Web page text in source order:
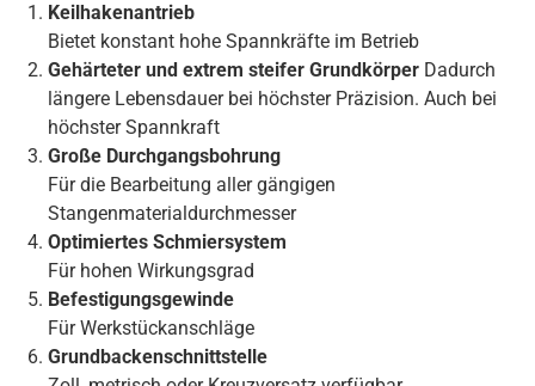
Keilhakenantrieb
Bietet konstant hohe Spannkräfte im Betrieb
Gehärteter und extrem steifer Grundkörper Dadurch
längere Lebensdauer bei höchster Präzision. Auch bei
höchster Spannkraft
Große Durchgangsbohrung
Für die Bearbeitung aller gängigen
Stangenmaterialdurchmesser
Optimiertes Schmiersystem
Für hohen Wirkungsgrad
Befestigungsgewinde
Für Werkstückanschläge
Grundbackenschnittstelle